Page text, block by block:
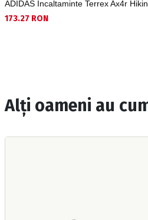
ADIDAS Incaltaminte Terrex Ax4r
173.27 RON
Alți oameni au